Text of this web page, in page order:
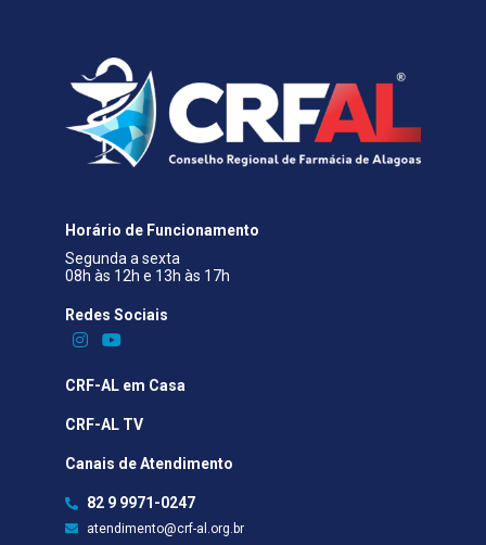
Horário de Funcionamento
Segunda a sexta
08h às 12h e 13h às 17h
Redes Sociais​
CRF-AL em Casa
CRF-AL TV
Canais de Atendimento
82 9 9971-0247
atendimento@crf-al.org.br